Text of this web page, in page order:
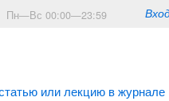
Пн—Вс 00:00—23:59
или лекцию в журнале